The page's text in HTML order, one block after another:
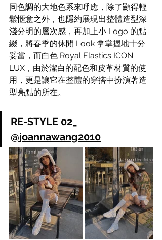
同色調的大地色系來呼應，除了顯得輕
鬆愜意之外，也隱約展現出整體造型深
淺分明的層次感，再加上小 Logo 的點
綴，將春季的休閒 Look 拿掌握地十分
妥當，而白色 Royal Elastics ICON
LUX，由於潔白的配色和皮革材質的使
用，更是讓它在整體的穿搭中扮演著造
型亮點的所在。
RE-STYLE 02_
@joannawang2010